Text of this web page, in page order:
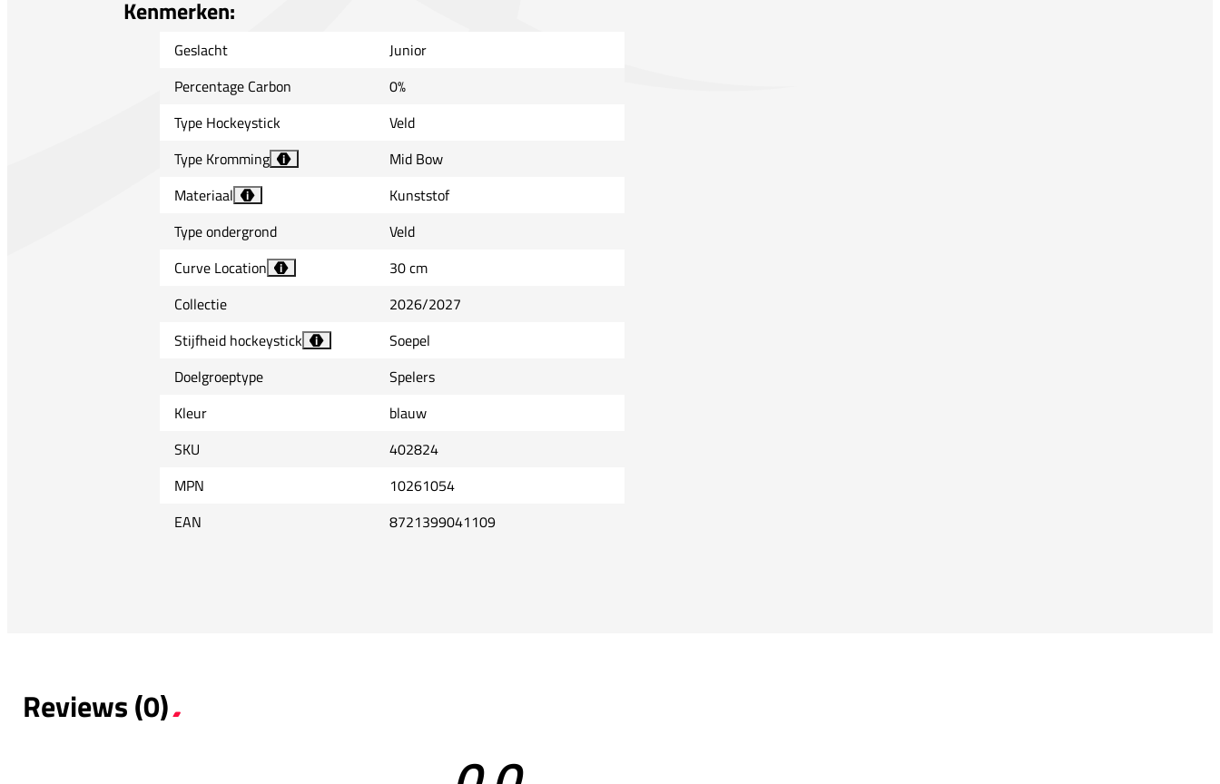
Kenmerken:
Geslacht
Junior
Percentage Carbon
0%
Type Hockeystick
Veld
Type Kromming
i
Mid Bow
Materiaal
i
Kunststof
Type ondergrond
Veld
Curve Location
i
30 cm
Collectie
2026/2027
Stijfheid hockeystick
i
Soepel
Doelgroeptype
Spelers
Kleur
blauw
SKU
402824
MPN
10261054
EAN
8721399041109
Reviews (0)